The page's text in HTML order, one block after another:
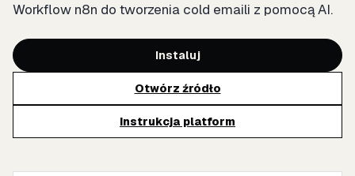
Workflow n8n do tworzenia cold emaili z pomocą AI.
Instaluj
Otwórz źródło
Instrukcja platform